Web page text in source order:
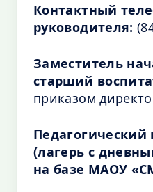
Контактный
руководителя:
Заместитель
старший
приказом
(лагерь с
на базе МАОУ